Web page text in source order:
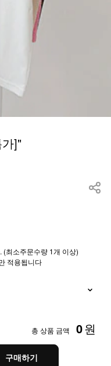
]"
최소주문수량 1개 이상)
적용됩니다
총 상품 금액 0원
구매하기